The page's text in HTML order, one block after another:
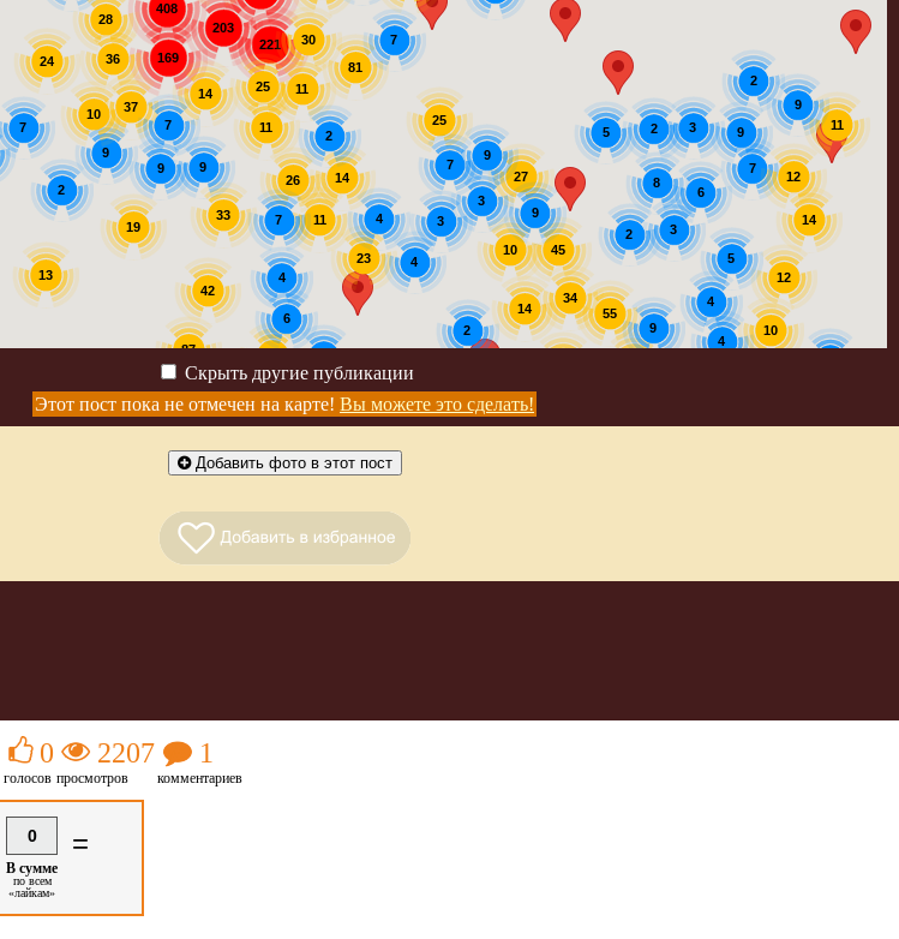
9
203
81
24
221
169
36
408
11
13
33
37
14
9
7 7
42
25
25
19
7
26
9
11
28
10
87
30
2
11
45
4
14
2
7
23
7
6
4
34
11
3
55
9
9
27 12
12
10
14
3
2
10
14
3
2
5
2
9
8
4
4 3
5
2
9
4
9
6
7
Скрыть другие публикации
Этот пост пока не отмечен на карте! Вы можете это сделать!
Добавить фото в этот пост
0
голосов
2207
просмотров
1
комментариев
0
В сумме
по всем
«лайкам»
=